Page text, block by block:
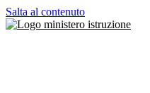
Salta al contenuto